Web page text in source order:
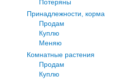
Потеряны
Принадлежности, корма
Продам
Куплю
Меняю
Комнатные растения
Продам
Куплю